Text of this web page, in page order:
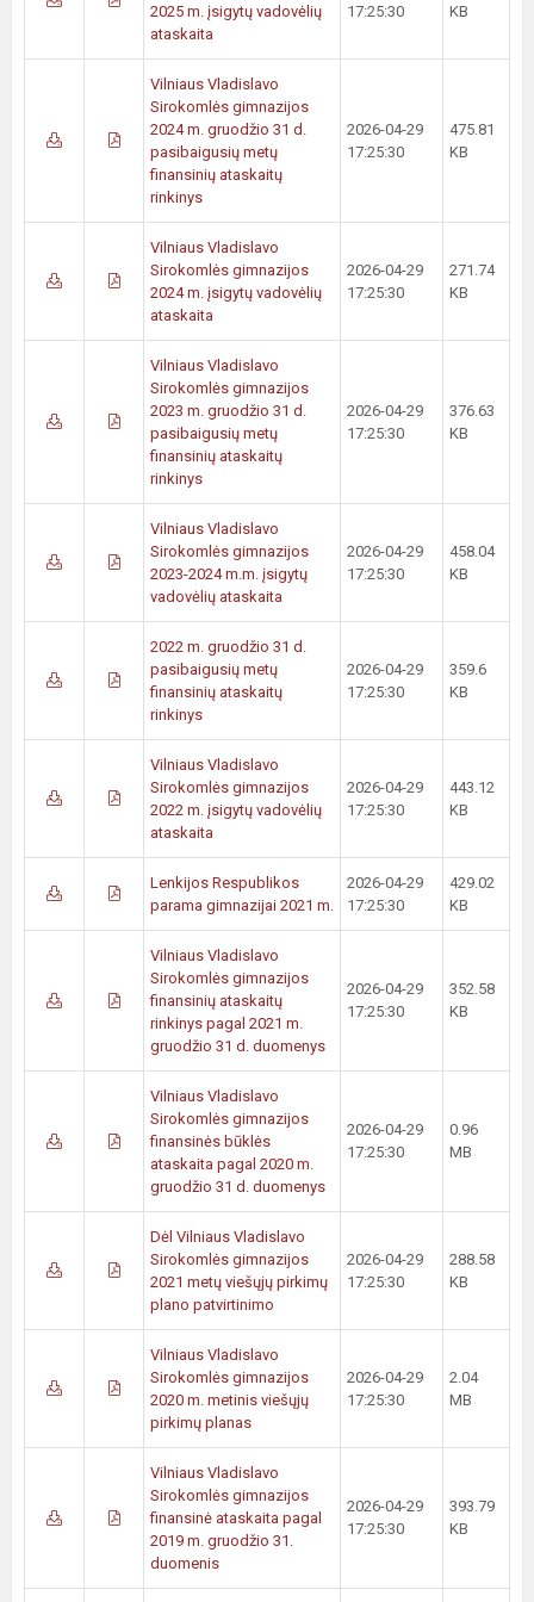
2025 m. įsigytų vadovėlių
ataskaita
17:25:30 KB
Vilniaus Vladislavo
Sirokomlės gimnazijos
2024 m. gruodžio 31 d.
pasibaigusių metų
finansinių ataskaitų
rinkinys
2026-04-29
17:25:30
475.81
KB
Vilniaus Vladislavo
Sirokomlės gimnazijos
2024 m. įsigytų vadovėlių
ataskaita
2026-04-29
17:25:30
271.74
KB
Vilniaus Vladislavo
Sirokomlės gimnazijos
2023 m. gruodžio 31 d.
pasibaigusių metų
finansinių ataskaitų
rinkinys
2026-04-29
17:25:30
376.63
KB
Vilniaus Vladislavo
Sirokomlės gimnazijos
2023-2024 m.m. įsigytų
vadovėlių ataskaita
2026-04-29
17:25:30
458.04
KB
2022 m. gruodžio 31 d.
pasibaigusių metų
finansinių ataskaitų
rinkinys
2026-04-29
17:25:30
359.6
KB
Vilniaus Vladislavo
Sirokomlės gimnazijos
2022 m. įsigytų vadovėlių
ataskaita
2026-04-29
17:25:30
443.12
KB
Lenkijos Respublikos
parama gimnazijai 2021 m.
2026-04-29
17:25:30
429.02
KB
Vilniaus Vladislavo
Sirokomlės gimnazijos
finansinių ataskaitų
rinkinys pagal 2021 m.
gruodžio 31 d. duomenys
2026-04-29
17:25:30
352.58
KB
Vilniaus Vladislavo
Sirokomlės gimnazijos
finansinės būklės
ataskaita pagal 2020 m.
gruodžio 31 d. duomenys
2026-04-29
17:25:30
0.96
MB
Dėl Vilniaus Vladislavo
Sirokomlės gimnazijos
2021 metų viešųjų pirkimų
plano patvirtinimo
2026-04-29
17:25:30
288.58
KB
Vilniaus Vladislavo
Sirokomlės gimnazijos
2020 m. metinis viešųjų
pirkimų planas
2026-04-29
17:25:30
2.04
MB
Vilniaus Vladislavo
Sirokomlės gimnazijos
finansinė ataskaita pagal
2019 m. gruodžio 31.
duomenis
2026-04-29
17:25:30
393.79
KB